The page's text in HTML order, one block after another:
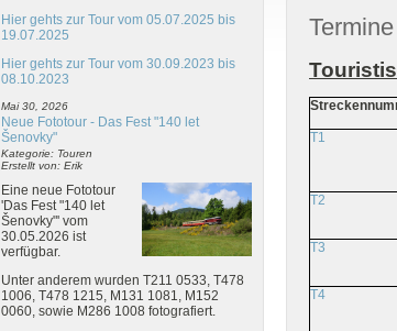
Hier gehts zur Tour vom 05.07.2025 bis
19.07.2025
Hier gehts zur Tour vom 30.09.2023 bis
08.10.2023
Mai 30, 2026
Neue Fototour - Das Fest "140 let
Šenovky"
Kategorie: Touren
Erstellt von: Erik
Eine neue Fototour
'Das Fest "140 let
Šenovky"' vom
30.05.2026 ist
verfügbar.
Unter anderem wurden T211 0533, T478
1006, T478 1215, M131 1081, M152
0060, sowie M286 1008 fotografiert.
T1
T2
T3
T4